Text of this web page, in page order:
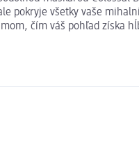
pokryje všetky vaše
čím váš pohľad získa